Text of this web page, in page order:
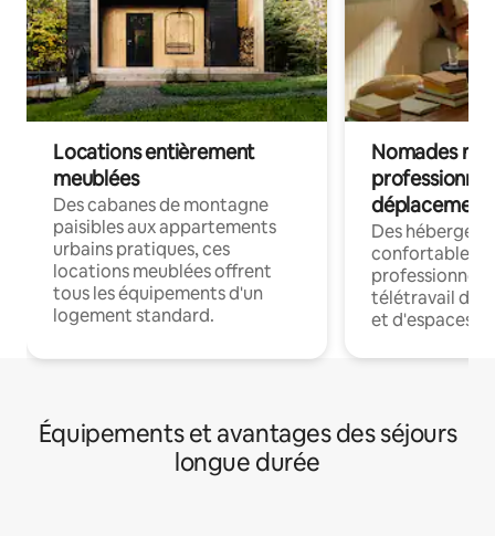
Locations entièrement
meublées
Des cabanes de montagne
paisibles aux appartements
urbains pratiques, ces
locations meublées offrent
tous les équipements d'un
logement standard.
Nomades
déplacement
Des
confortables
professionnels
télétravail
et d'espaces
Équipements et avantages des séjours
longue durée